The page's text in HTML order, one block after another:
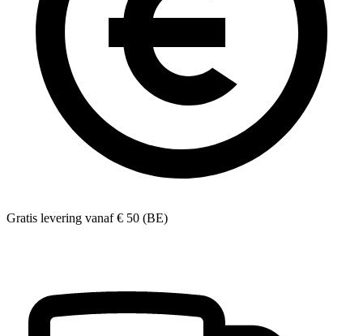
Gratis levering vanaf€ 50 (BE)